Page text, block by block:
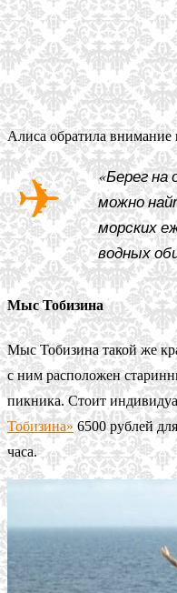
Алиса обратила внимание
«Берег на
можно
морских
водных
Мыс Тобизина
Мыс Тобизина такой же
с ним расположен
пикника. Стоит
Тобизина»6500 рублей
часа.